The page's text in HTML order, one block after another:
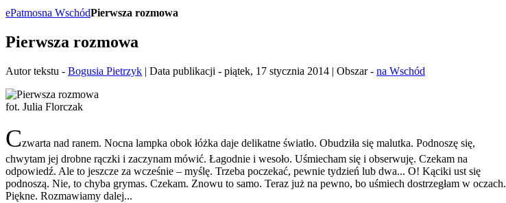
ePatmosna WschódPierwsza rozmowa
Pierwsza rozmowa
Autor tekstu - Bogusia Pietrzyk | Data publikacji - piątek, 17 stycznia 2014 | Obszar - na Wschód
fot. Julia Florczak
Czwarta nad ranem. Nocna lampka obok łóżka daje delikatne światło. Obudziła się malutka. Podnoszę się,
chwytam jej drobne rączki i zaczynam mówić. Łagodnie i wesoło. Uśmiecham się i obserwuję. Czekam na
odpowiedź. Ale to jeszcze za wcześnie – myślę. Trzeba poczekać, pewnie tydzień lub dwa... O! Kąciki ust się
podnoszą. Nie, to chyba grymas. Czekam. Znowu to samo. Teraz już na pewno, bo uśmiech dostrzegłam w oczach.
Piękne. Rozmawiamy dalej...